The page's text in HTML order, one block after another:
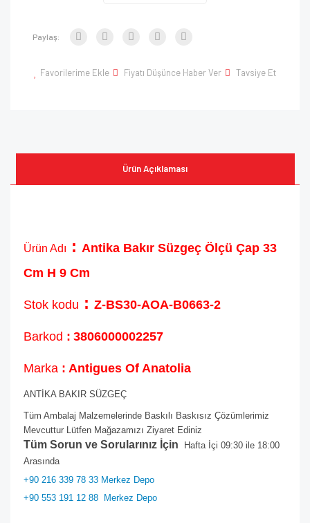
Paylaş:
Favorilerime Ekle Fiyatı Düşünce Haber Ver Tavsiye Et
Ürün Açıklaması
Ürün Adı : Antika Bakır Süzgeç Ölçü Çap 33
Cm H 9 Cm
Stok kodu : Z-BS30-AOA-B0663-2
Barkod : 3806000002257
Marka : Antigues Of Anatolia
ANTİKA BAKIR SÜZGEÇ
Tüm Ambalaj Malzemelerinde Baskılı Baskısız Çözümlerimiz
Mevcuttur Lütfen Mağazamızı Ziyaret Ediniz
Tüm Sorun ve Sorularınız İçin Hafta İçi 09:30 ile 18:00
Arasında
+90 216 339 78 33 Merkez Depo
+90 553 191 12 88 Merkez Depo